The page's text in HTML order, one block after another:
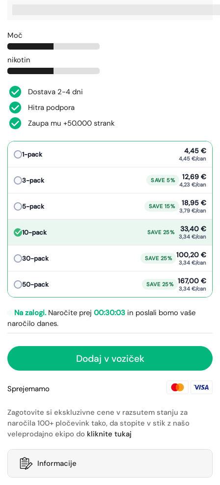
Moč
nikotin
Dostava 2-4 dni
Hitra podpora
Zaupa mu +50.000 strank
1-pack 4,45 €
4,45 €/can
3-pack SAVE 5% 12,69 €
4,23 €/can
5-pack SAVE 15% 18,95 €
3,79 €/can
10-pack SAVE 25% 33,40 €
3,34 €/can
30-pack SAVE 25% 100,20 €
3,34 €/can
50-pack SAVE 25% 167,00 €
3,34 €/can
Na zalogi. Naročite prej 00:30:02 in poslali bomo vaše
naročilo danes.
Dodaj v voziček
Sprejemamo
Zagotovite si ekskluzivne cene v razsutem stanju za
naročila 100+ pločevink tako, da stopite v stik z našo
veleprodajno ekipo do kliknite tukaj
Informacije